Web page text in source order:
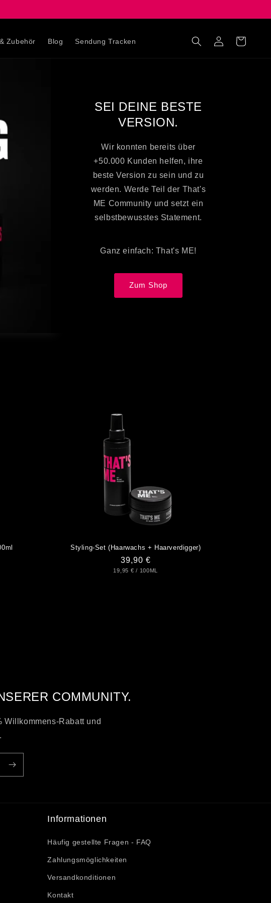
Zubehör Blog Sendung Tracken EinloggenWarenkorb
SEI DEINE BESTE
VERSION.
Wir konnten bereits über
+50.000 Kunden helfen, ihre
beste Version zu sein und zu
werden. Werde Teil der That's
ME Community und setzt ein
selbstbewusstes Statement.
Ganz einfach: That's ME!
Zum Shop
Styling-Set (Haarwachs + Haarverdigger)
Normaler
Preis
39,90 €
GRUNDPREIS
19,95 € / PRO
100ML
COMMUNITY.
Rabatt und
Informationen
Häufig gestellte Fragen - FAQ
Zahlungsmöglichkeiten
Versandkonditionen
Kontakt